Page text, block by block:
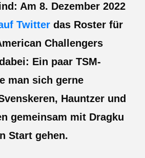
Am 8. Dezember 2022
Twitter das Roster für
Challengers
Ein paar TSM-
man sich gerne
Hauntzer und
gemeinsam mit Dragku
Start gehen.